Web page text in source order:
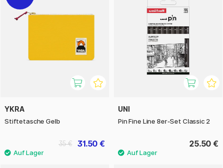
YKRA
Stiftetasche Gelb
31.50 €
35 €
UNI
Pin Fine Line 8er-Set Classic 2
25.50 €